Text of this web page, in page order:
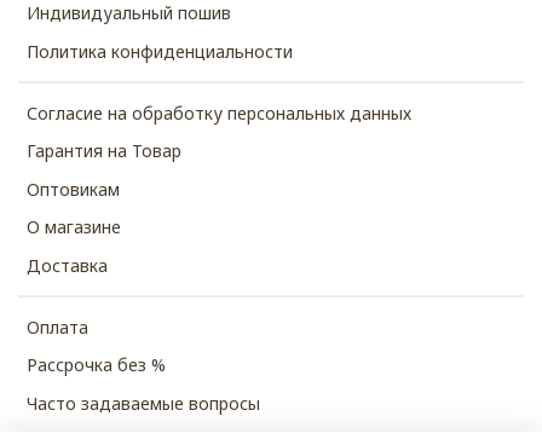
Индивидуальный пошив
Политика конфиденциальности
Согласие на обработку персональных данных
Гарантия на Товар
Оптовикам
О магазине
Доставка
Оплата
Рассрочка без %
Часто задаваемые вопросы